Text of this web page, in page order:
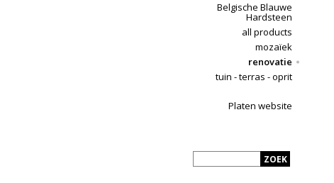
Belgische Blauwe
Hardsteen
all products
mozaïek
renovatie
tuin - terras - oprit
Platen website